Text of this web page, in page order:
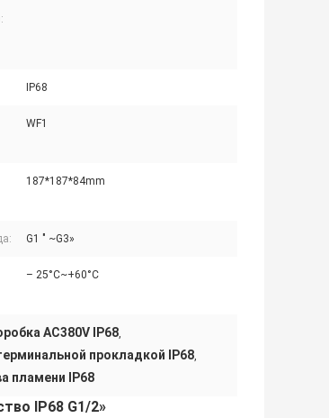
IP68
WF1
187*187*84mm
G1 " ~G3»
– 25°C~+60°C
AC380V IP68
прокладкой IP68
пламени IP68
IP68 G1/2»